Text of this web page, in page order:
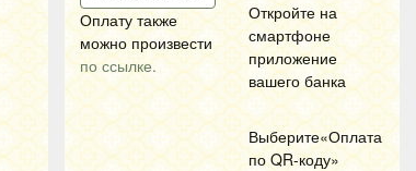
Оплату также
можно произвести
по ссылке.
Откройте на
смартфоне
приложение
вашего банка
Выберите«Оплата
по QR-коду»